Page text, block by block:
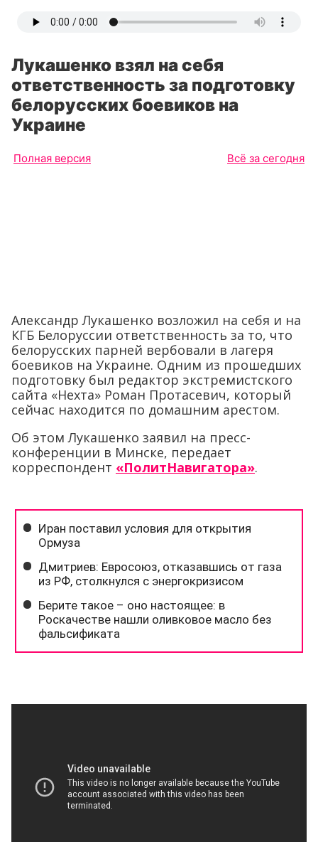
Лукашенко взял на себя
ответственность за подготовку
белорусских боевиков на
Украине
Полная версия Всё за сегодня
Александр Лукашенко возложил на себя и на
КГБ Белоруссии ответственность за то, что
белорусских парней вербовали в лагеря
боевиков на Украине. Одним из прошедших
подготовку был редактор экстремистского
сайта «Нехта» Роман Протасевич, который
сейчас находится по домашним арестом.
Об этом Лукашенко заявил на пресс-
конференции в Минске, передает
корреспондент «ПолитНавигатора».